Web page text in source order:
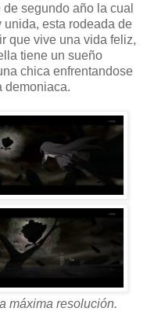
segundo año la cual
unida, esta rodeada de
que vive una vida feliz,
tiene un sueño
chica enfrentandose
demoniaca.
máxima resolución.